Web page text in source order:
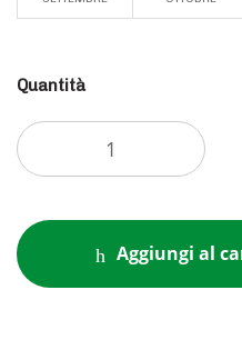
Quantità
Aggiungi al